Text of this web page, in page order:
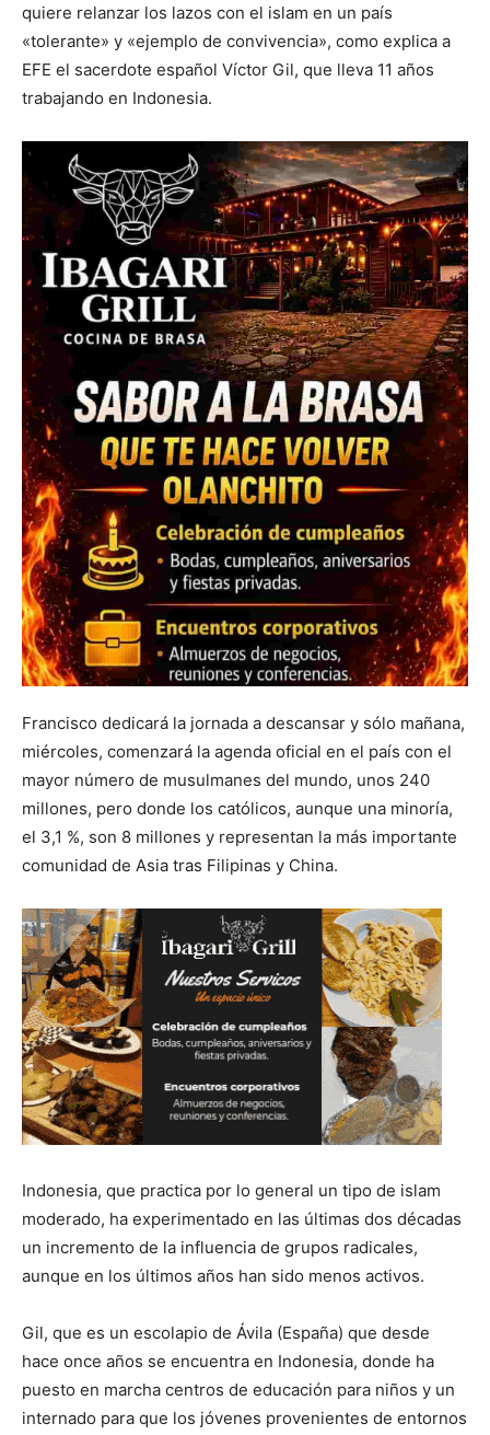
quiere relanzar los lazos con el islam en un país
«tolerante» y «ejemplo de convivencia», como explica a
EFE el sacerdote español Víctor Gil, que lleva 11 años
trabajando en Indonesia.
Francisco dedicará la jornada a descansar y sólo mañana,
miércoles, comenzará la agenda oficial en el país con el
mayor número de musulmanes del mundo, unos 240
millones, pero donde los católicos, aunque una minoría,
el 3,1 %, son 8 millones y representan la más importante
comunidad de Asia tras Filipinas y China.
Indonesia, que practica por lo general un tipo de islam
moderado, ha experimentado en las últimas dos décadas
un incremento de la influencia de grupos radicales,
aunque en los últimos años han sido menos activos.
Gil, que es un escolapio de Ávila (España) que desde
hace once años se encuentra en Indonesia, donde ha
puesto en marcha centros de educación para niños y un
internado para que los jóvenes provenientes de entornos